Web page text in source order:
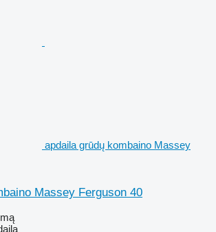
apdaila grūdų kombaino Massey
Massey Ferguson 40